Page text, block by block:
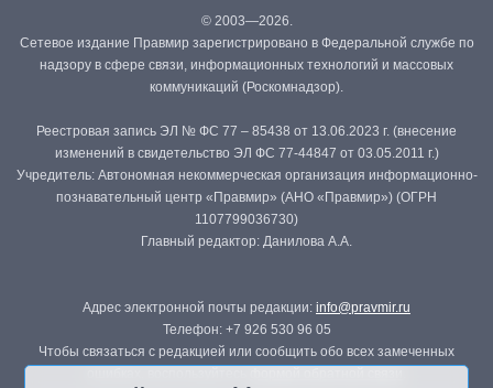
© 2003—2026.
Сетевое издание Правмир зарегистрировано в Федеральной службе по
надзору в сфере связи, информационных технологий и массовых
коммуникаций (Роскомнадзор).
Реестровая запись ЭЛ № ФС 77 – 85438 от 13.06.2023 г. (внесение
изменений в свидетельство ЭЛ ФС 77-44847 от 03.05.2011 г.)
Учредитель: Автономная некоммерческая организация информационно-
познавательный центр «Правмир» (АНО «Правмир») (ОГРН
1107799036730)
Главный редактор: Данилова А.А.
Адрес электронной почты редакции: info@pravmir.ru
Телефон: +7 926 530 96 05
Чтобы связаться с редакцией или сообщить обо всех замеченных